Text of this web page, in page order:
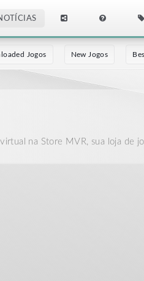
Jogos New Jogos
na Store MVR, sua loja de